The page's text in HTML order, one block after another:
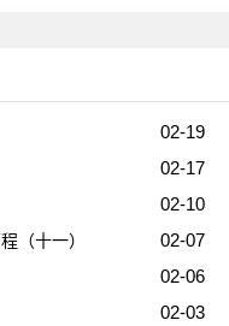
02-19
02-17
02-10
02-07
（十一）
02-06
02-03